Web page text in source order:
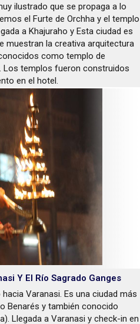
ilustrado que se propaga a lo
el Furte de Orchha y el templo
a Khajuraho y Esta ciudad es
muestran la creativa arquitectura
como templo de
Los templos fueron construidos
en el hotel.
Y El Río Sagrado Ganges
Varanasi. Es una ciudad más
Benarés y también conocido
Llegada a Varanasi y check-in en